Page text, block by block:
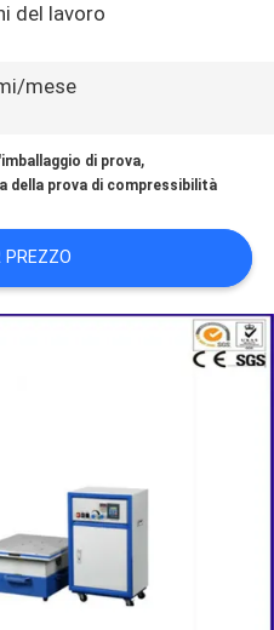
del lavoro
mese
di prova,
della prova di compressibilità
PREZZO